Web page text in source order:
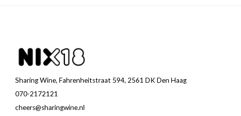
Sharing Wine, Fahrenheitstraat 594, 2561 DK Den Haag
070-2172121
cheers@sharingwine.nl